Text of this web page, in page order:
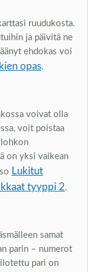
ruudukosta.
ja päivitä ne
ehdokas voi
opas.
voivat olla
voit poistaa
lohkon
on yksi vaikean
Lukitut
tyyppi 2.
samat
parin – numerot
pari on